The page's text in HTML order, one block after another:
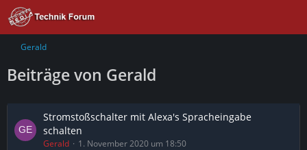
Gerald
Beiträge von Gerald
Stromstoßschalter mit Alexa's Spracheingabe
schalten
Gerald 1. November 2020 um 18:50